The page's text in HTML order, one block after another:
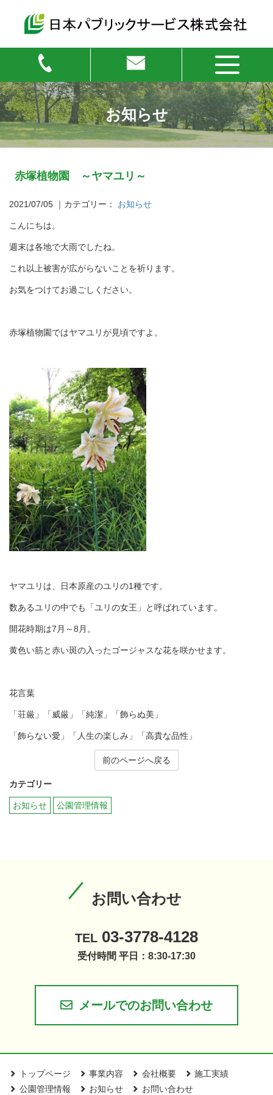
お知らせ
赤塚植物園 ～ヤマユリ～
2021/07/05 ｜カテゴリー： お知らせ
こんにちは。
週末は各地で大雨でしたね。
これ以上被害が広がらないことを祈ります。
お気をつけてお過ごしください。
赤塚植物園ではヤマユリが見頃ですよ。
ヤマユリは、日本原産のユリの1種です。
数あるユリの中でも「ユリの女王」と呼ばれています。
開花時期は7月～8月。
黄色い筋と赤い斑の入ったゴージャスな花を咲かせます。
花言葉
「荘厳」「威厳」「純潔」「飾らぬ美」
「飾らない愛」「人生の楽しみ」「高貴な品性」
前のページへ戻る
カテゴリー
お知らせ 公園管理情報
お問い合わせ
TEL 03-3778-4128
受付時間 平日：8:30-17:30
メールでのお問い合わせ
トップページ 事業内容 会社概要
施工実績
公園管理情報
お知らせ お問い合わせ